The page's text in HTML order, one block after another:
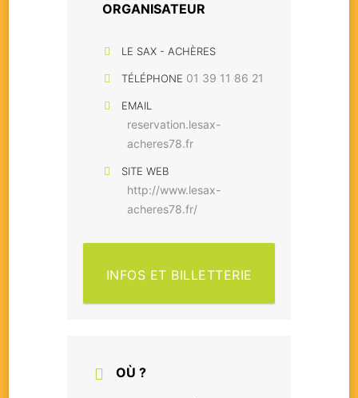
ORGANISATEUR
LE SAX - ACHÈRES
TÉLÉPHONE 01 39 11 86 21
EMAIL
reservation.lesax-
acheres78.fr
SITE WEB
http://www.lesax-
acheres78.fr/
INFOS ET BILLETTERIE
OÙ ?